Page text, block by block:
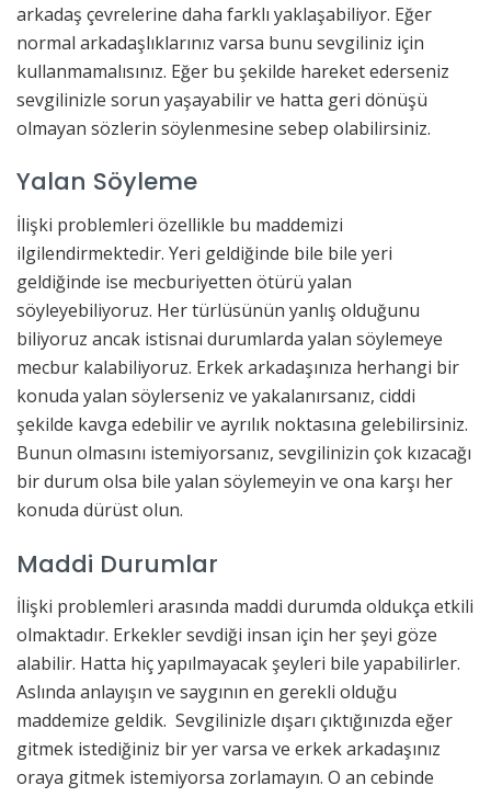
arkadaş çevrelerine daha farklı yaklaşabiliyor. Eğer
normal arkadaşlıklarınız varsa bunu sevgiliniz için
kullanmamalısınız. Eğer bu şekilde hareket ederseniz
sevgilinizle sorun yaşayabilir ve hatta geri dönüşü
olmayan sözlerin söylenmesine sebep olabilirsiniz.
Yalan Söyleme
İlişki problemleri özellikle bu maddemizi
ilgilendirmektedir. Yeri geldiğinde bile bile yeri
geldiğinde ise mecburiyetten ötürü yalan
söyleyebiliyoruz. Her türlüsünün yanlış olduğunu
biliyoruz ancak istisnai durumlarda yalan söylemeye
mecbur kalabiliyoruz. Erkek arkadaşınıza herhangi bir
konuda yalan söylerseniz ve yakalanırsanız, ciddi
şekilde kavga edebilir ve ayrılık noktasına gelebilirsiniz.
Bunun olmasını istemiyorsanız, sevgilinizin çok kızacağı
bir durum olsa bile yalan söylemeyin ve ona karşı her
konuda dürüst olun.
Maddi Durumlar
İlişki problemleri arasında maddi durumda oldukça etkili
olmaktadır. Erkekler sevdiği insan için her şeyi göze
alabilir. Hatta hiç yapılmayacak şeyleri bile yapabilirler.
Aslında anlayışın ve saygının en gerekli olduğu
maddemize geldik. Sevgilinizle dışarı çıktığınızda eğer
gitmek istediğiniz bir yer varsa ve erkek arkadaşınız
oraya gitmek istemiyorsa zorlamayın. O an cebinde